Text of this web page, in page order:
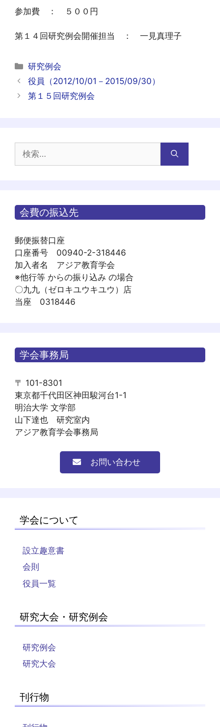
参加費 ： ５００円
第１４回研究例会開催担当 ： 一見真理子
カ
テ
リ
研究例会
投
稿
ー
ョ
役員（2012/10/01－2015/09/30）
第１５回研究例会
索:
会費の振込先
郵便振替口座
口座番号 00940-2-318446
加入者名 アジア教育学会
※他行等 からの振り込み の場合
〇九九（ゼロキユウキユウ）店
当座 0318446
学会事務局
〒 101-8301
東京都千代田区神田駿河台1-1
明治大学 文学部
山下達也 研究室内
アジア教育学会事務局
お問い合わせ
学会について
設立趣意書
会則
役員一覧
研究大会・研究例会
研究例会
研究大会
刊行物